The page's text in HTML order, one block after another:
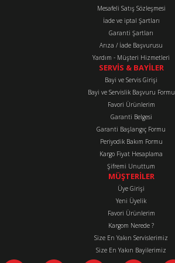
Gönder
Mesafeli Satış Sözleşmesi
İade ve iptal Şartları
Garanti Şartları
Arıza / İade Başvurusu
Yardım - Müşteri Hizmetleri
SERVİS & BAYİLER
Bayi ve Servis Girişi
Bayi ve Servislik Başvuru Formu
Favori Ürünlerim
Garanti Belgesi
Garanti Başlangıç Formu
Periyodik Bakım Formu
Kargo Fiyat Hesaplama
Şifremi Unuttum
MÜŞTERİLER
Üye Girişi
Yeni Üyelik
Favori Ürünlerim
Kargom Nerede ?
Size En Yakın Servislerimiz
Size En Yakın Bayilerimiz